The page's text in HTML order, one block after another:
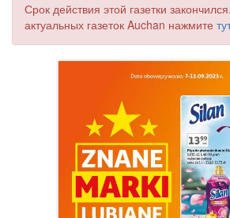
Срок действия этой газетки
актуальных газеток Auchan нажмите